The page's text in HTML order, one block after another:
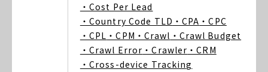
・Cost Per Lead
・Country Code TLD ・CPA ・CPC
・CPL ・CPM ・Crawl ・Crawl Budget
・Crawl Error ・Crawler ・CRM
・Cross-device Tracking